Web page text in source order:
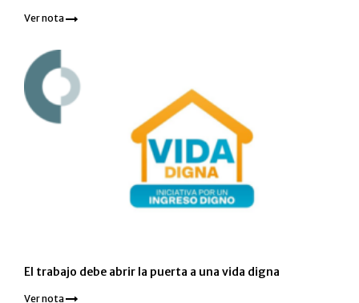
Ver nota
El trabajo debe abrir la puerta a una vida digna
Ver nota